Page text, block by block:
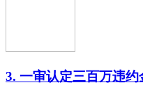
3. 一审认定三百万违